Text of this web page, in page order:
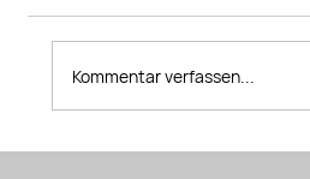
Kommentar verfassen...